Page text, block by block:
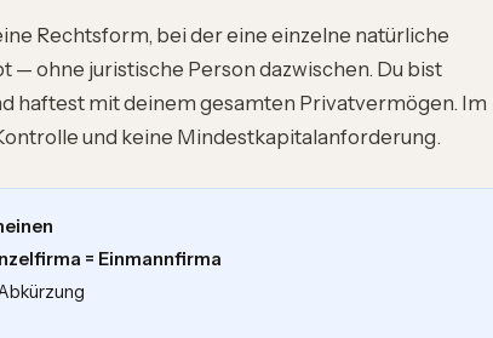
Rechtsform, bei der eine einzelne natürliche
— ohne juristische Person dazwischen. Du bist
haftest mit deinem gesamten Privatvermögen. Im
und keine Mindestkapitalanforderung.
= Einmannfirma